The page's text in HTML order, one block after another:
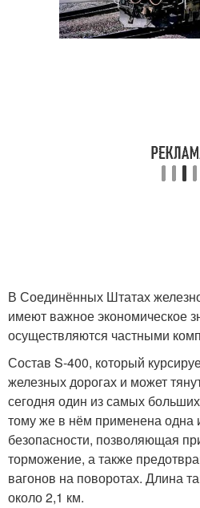
В Соединённых Штатах
имеют важное экономическое
осуществляются частными
Состав S-400, который
железных дорогах и может
сегодня один из самых
тому же в нём применена одна
безопасности, позволяющая
торможение, а также
вагонов на поворотах. Длина
около 2,1 км.